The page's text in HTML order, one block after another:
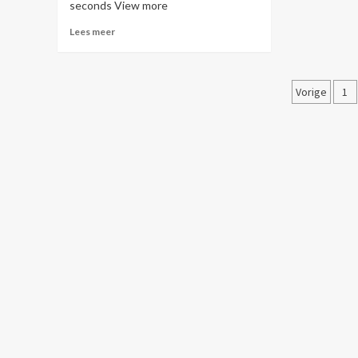
seconds View more
Lees meer
Vorige 1